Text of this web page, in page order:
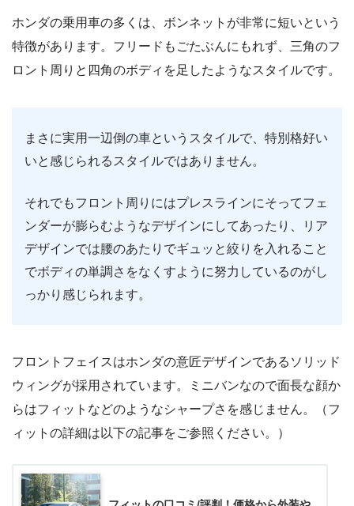
ホンダの乗用車の多くは、ボンネットが非常に短いという
特徴があります。フリードもごたぶんにもれず、三角のフ
ロント周りと四角のボディを足したようなスタイルです。
まさに実用一辺倒の車というスタイルで、特別格好い
いと感じられるスタイルではありません。
それでもフロント周りにはプレスラインにそってフェ
ンダーが膨らむようなデザインにしてあったり、リア
デザインでは腰のあたりでギュッと絞りを入れること
でボディの単調さをなくすように努力しているのがし
っかり感じられます。
フロントフェイスはホンダの意匠デザインであるソリッド
ウィングが採用されています。ミニバンなので面長な顔か
らはフィットなどのようなシャープさを感じません。（フ
ィットの詳細は以下の記事をご参照ください。）